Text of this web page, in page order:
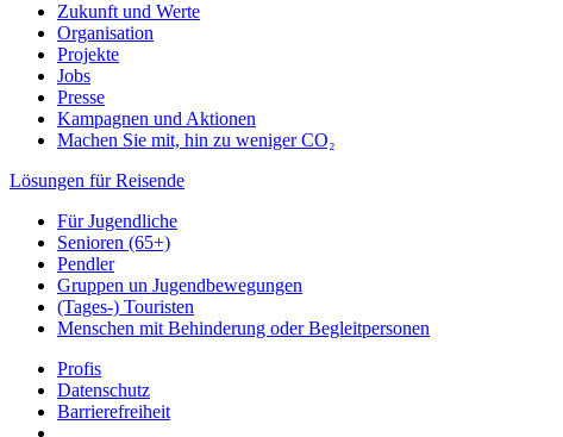
Zukunft und Werte
Organisation
Projekte
Jobs
Presse
Kampagnen und Aktionen
Machen Sie mit, hin zu weniger CO₂
Lösungen für Reisende
Für Jugendliche
Senioren (65+)
Pendler
Gruppen un Jugendbewegungen
(Tages-) Touristen
Menschen mit Behinderung oder Begleitpersonen
Profis
Datenschutz
Barrierefreiheit